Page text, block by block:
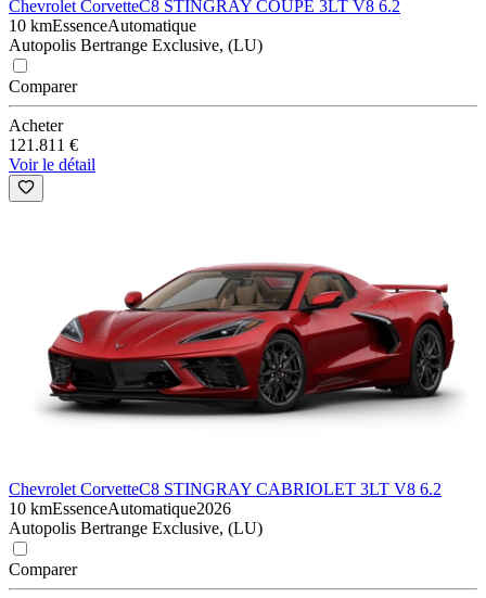
Chevrolet CorvetteC8 STINGRAY COUPE 3LT V8 6.2
10 kmEssenceAutomatique
Autopolis Bertrange Exclusive, (LU)
Comparer
Acheter
121.811 €
Voir le détail
Chevrolet CorvetteC8 STINGRAY CABRIOLET 3LT V8 6.2
10 kmEssenceAutomatique2026
Autopolis Bertrange Exclusive, (LU)
Comparer